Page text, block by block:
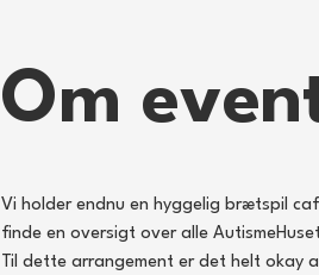
Om
Vi holder endnu en hyggelig brætspil
finde en oversigt over alle
Til dette arrangement er det helt okay